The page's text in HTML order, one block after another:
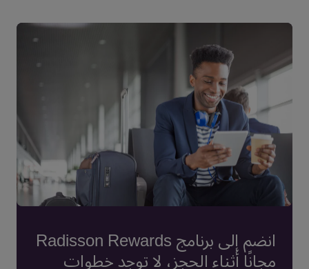
انضم إلى برنامج Radisson Rewards
مجانًا أثناء الحجز، لا توجد خطوات